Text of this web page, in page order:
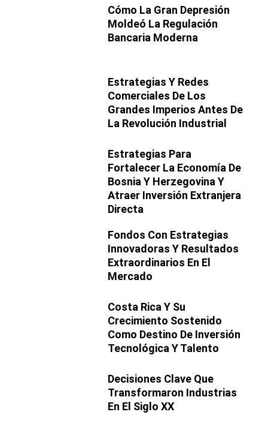
Cómo La Gran Depresión
Moldeó La Regulación
Bancaria Moderna
Estrategias Y Redes
Comerciales De Los
Grandes Imperios Antes De
La Revolución Industrial
Estrategias Para
Fortalecer La Economía De
Bosnia Y Herzegovina Y
Atraer Inversión Extranjera
Directa
Fondos Con Estrategias
Innovadoras Y Resultados
Extraordinarios En El
Mercado
Costa Rica Y Su
Crecimiento Sostenido
Como Destino De Inversión
Tecnológica Y Talento
Decisiones Clave Que
Transformaron Industrias
En El Siglo XX